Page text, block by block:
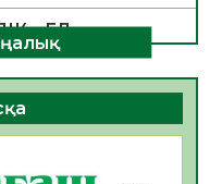
– ЕЛ
49 0
БОЛАШАҚҚА